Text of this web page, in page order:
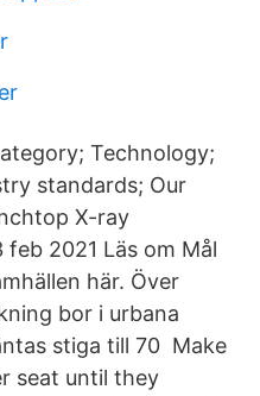
Technology;
standards; Our
X-ray
2021 Läs om Mål
här. Över
bor i urbana
stiga till 70 Make
seat until they